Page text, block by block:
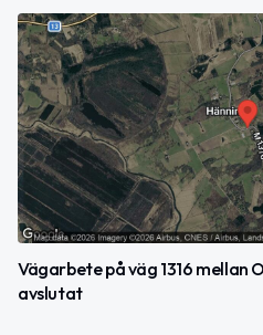
Vägarbete på väg 1316 mellan
avslutat